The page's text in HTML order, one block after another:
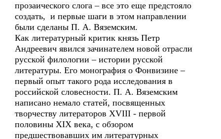
прозаического слога – все это еще предстояло
создать, и первые шаги в этом направлении
были сделаны П. А. Вяземским.
Как литературный критик князь Петр
Андреевич явился зачинателем новой отрасли
русской филологии – истории русской
литературы. Его монография о Фонвизине –
первый опыт такого рода исследования в
российской словесности. П. А. Вяземским
написано немало статей, посвященных
творчеству литераторов XVIII - первой
половины XIX века, с обзором
предшествовавших им литературных